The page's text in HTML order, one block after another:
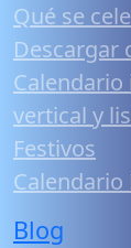
Qué se
Descargar
vertical y
Festivos
Calendario
Blog